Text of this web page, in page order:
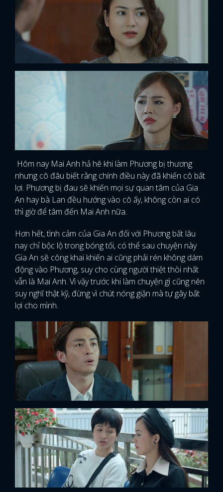
Hôm nay Mai Anh hả hê khi làm Phương bị thương
nhưng cô đâu biết rằng chính điều này đã khiến cô bất
lợi. Phương bị đau sẽ khiến mọi sự quan tâm của Gia
An hay bà Lan đều hướng vào cô ấy, không còn ai có
thì giờ để tâm đến Mai Anh nữa.
Hơn hết, tình cảm của Gia An đối với Phương bất lâu
nay chỉ bộc lộ trong bóng tối, có thể sau chuyện này
Gia An sẽ công khai khiến ai cũng phải rén không dám
động vào Phương, suy cho cùng người thiệt thòi nhất
vẫn là Mai Anh. Vì vậy trước khi làm chuyện gì cũng nên
suy nghĩ thật kỹ, đừng vì chút nóng giận mà tự gây bất
lợi cho mình.